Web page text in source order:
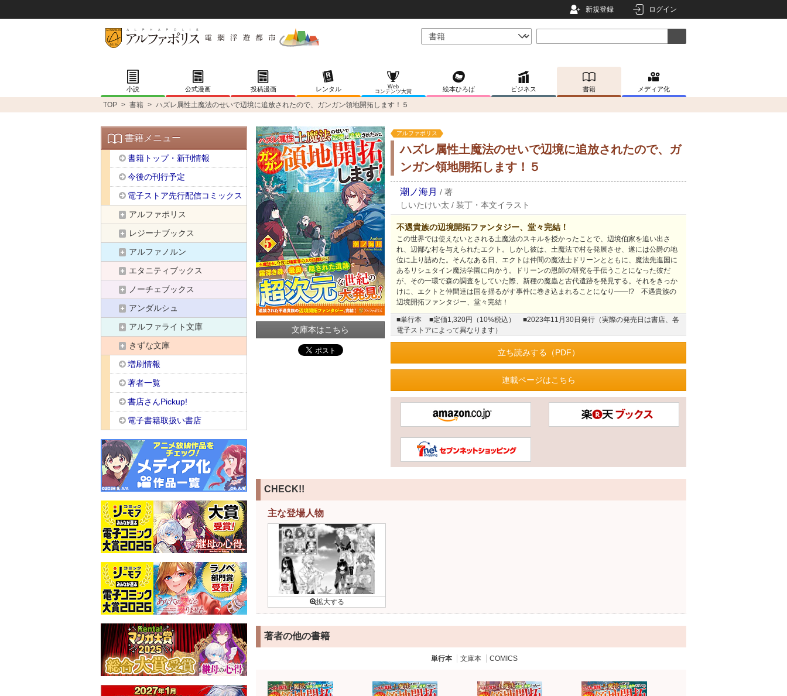
新規登録 ログイン
小説 公式漫画 投稿漫画 レンタル
Web
コンテンツ大賞
絵本ひろば ビジネス 書籍 メディア化
TOP > 書籍 > ハズレ属性土魔法のせいで辺境に追放されたので、ガンガン領地開拓します！５
文庫本はこちら
アルファポリス
ハズレ属性土魔法のせいで辺境に追放されたので、ガ
ンガン領地開拓します！５
潮ノ海月 / 著
しいたけい太 / 装丁・本文イラスト
不遇貴族の辺境開拓ファンタジー、堂々完結！
この世界では使えないとされる土魔法のスキルを授かったことで、辺境伯家を追い出さ
れ、辺鄙な村を与えられたエクト。しかし彼は、土魔法で村を発展させ、遂には公爵の地
位に上り詰めた。そんなある日、エクトは仲間の魔法士ドリーンとともに、魔法先進国に
あるリシュタイン魔法学園に向かう。ドリーンの恩師の研究を手伝うことになった彼だ
が、その一環で森の調査をしていた際、新種の魔蟲と古代遺跡を発見する。それをきっか
けに、エクトと仲間達は国を揺るがす事件に巻き込まれることになり――!? 不遇貴族の
辺境開拓ファンタジー、堂々完結！
■単行本 ■定価1,320円（10%税込）
■2023年11月30日発行（実際の発売日は書店、各
電子ストアによって異なります）
立ち読みする（PDF）
連載ページはこちら
CHECK!!
主な登場人物
著者の他の書籍
単行本 文庫本 COMICS
書籍メニュー
書籍トップ・新刊情報
今後の刊行予定
電子ストア先行配信コミックス
アルファポリス
レジーナブックス
アルファノルン
エタニティブックス
ノーチェブックス
アンダルシュ
アルファライト文庫
きずな文庫
増刷情報
著者一覧
書店さんPickup!
電子書籍取扱い書店